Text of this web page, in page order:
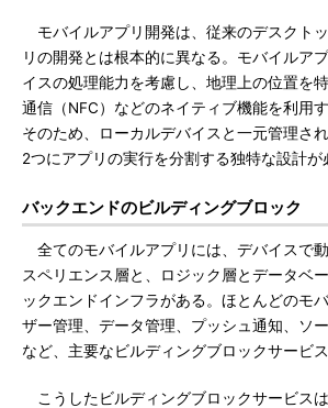
モバイルアプリ開発は、従来のデスクト
リの開発とは根本的に異なる。モバイルア
イスの処理能力を考慮し、地理上の位置を
通信（NFC）などのネイティブ機能を利用
そのため、ローカルデバイスと一元管理さ
2つにアプリの実行を分割する独特な設計が
バックエンドのビルディングブロック
全てのモバイルアプリには、デバイスで
スペリエンス層と、ロジック層とデータベ
ックエンドインフラがある。ほとんどのモ
ザー管理、データ管理、プッシュ通知、ソ
など、主要なビルディングブロックサービ
こうしたビルディングブロックサービス